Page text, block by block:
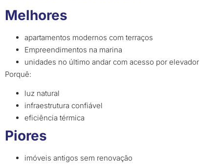
Melhores
apartamentos modernos com terraços
Empreendimentos na marina
unidades no último andar com acesso por elevador
Porquê:
luz natural
infraestrutura confiável
eficiência térmica
Piores
imóveis antigos sem renovação